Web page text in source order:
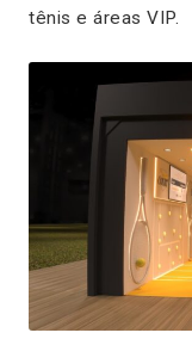
tênis e áreas VIP.